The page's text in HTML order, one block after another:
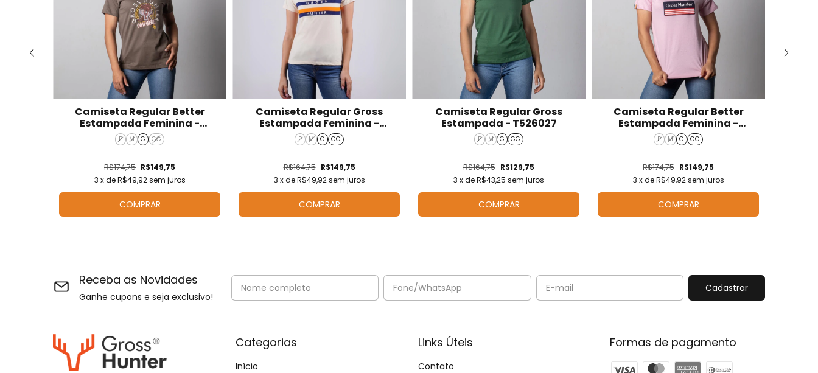
Camiseta Regular Better
Estampada Feminina -
T525024
P M G GG
R$174,75 R$149,75
3 x deR$49,92 sem juros
COMPRAR
Camiseta Regular Gross
Estampada Feminina -
T525018
P M G GG
R$164,75 R$149,75
3 x deR$49,92 sem juros
COMPRAR
Camiseta Regular Gross
Estampada - T526027
P M G GG
R$164,75 R$129,75
3 x deR$43,25 sem juros
COMPRAR
Camiseta Regular Better
Estampada Feminina -
T525019
P M G GG
R$174,75 R$149,75
3 x deR$49,92 sem juros
COMPRAR
Receba as Novidades
Ganhe cupons e seja exclusivo!
Categorias
Início
Links Úteis
Contato
Formas de pagamento